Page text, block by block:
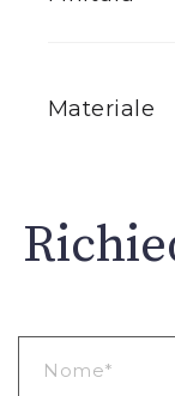
Materiale